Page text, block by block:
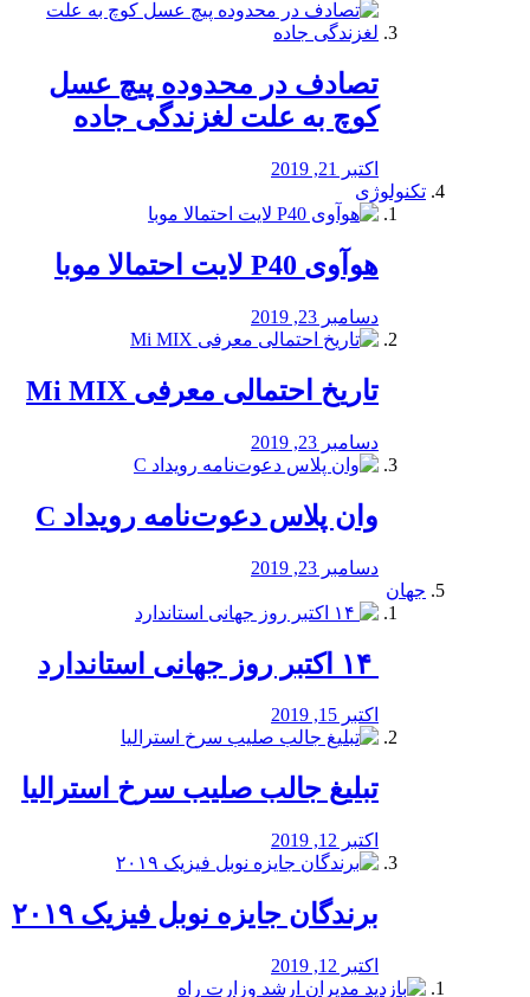
تصادف در محدوده پیچ عسل
کوچ به علت لغزندگی جاده
اکتبر 21, 2019
تکنولوژی
هوآوی P40 لایت احتمالا موبا
دسامبر 23, 2019
تاریخ احتمالی معرفی Mi MIX
دسامبر 23, 2019
وان پلاس دعوت‌نامه رویداد C
دسامبر 23, 2019
جهان
اکتبر 15, 2019
تبلیغ جالب صلیب سرخ استرالیا
اکتبر 12, 2019
برندگان جایزه نوبل فیزیک ۲۰۱۹
اکتبر 12, 2019